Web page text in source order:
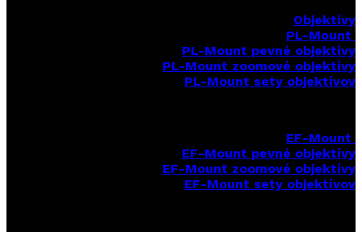
Objektívy
PL-Mount
PL-Mount pevné objektívy
PL-Mount zoomové objektívy
PL-Mount sety objektívov
EF-Mount
EF-Mount pevné objektívy
EF-Mount zoomové objektívy
EF-Mount sety objektívov